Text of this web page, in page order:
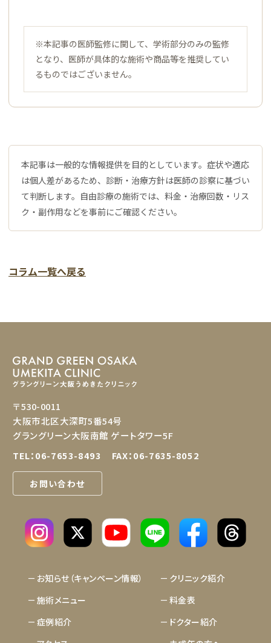
※本記事の医師監修に関して、学術部分のみの監修
となり、医師が具体的な施術や商品等を推奨してい
るものではございません。
本記事は一般的な情報提供を目的としています。症状や適応
は個人差があるため、診断・治療方針は医師の診察に基づい
て判断します。自由診療の施術では、料金・治療回数・リス
ク・副作用などを事前にご確認ください。
コラム一覧へ戻る
〒530-0011
大阪市北区大深町5番54号
グラングリーン大阪南館 ゲートタワー5F
TEL：06-7653-8493 FAX：06-7635-8052
お問い合わせ
LINE
お知らせ（キャンペーン情報）
クリニック紹介
施術メニュー
料金表
症例紹介
ドクター紹介